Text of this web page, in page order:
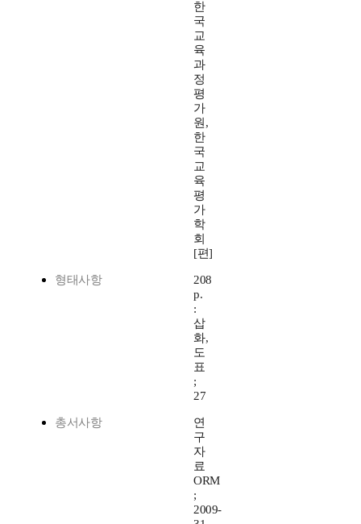
한
국
교
육
과
정
평
가
원,
한
국
교
육
평
가
학
회
[편]
형태사항
208
p.
:
삽
화,
도
표
;
27
총서사항
연
구
자
료
ORM
;
2009-